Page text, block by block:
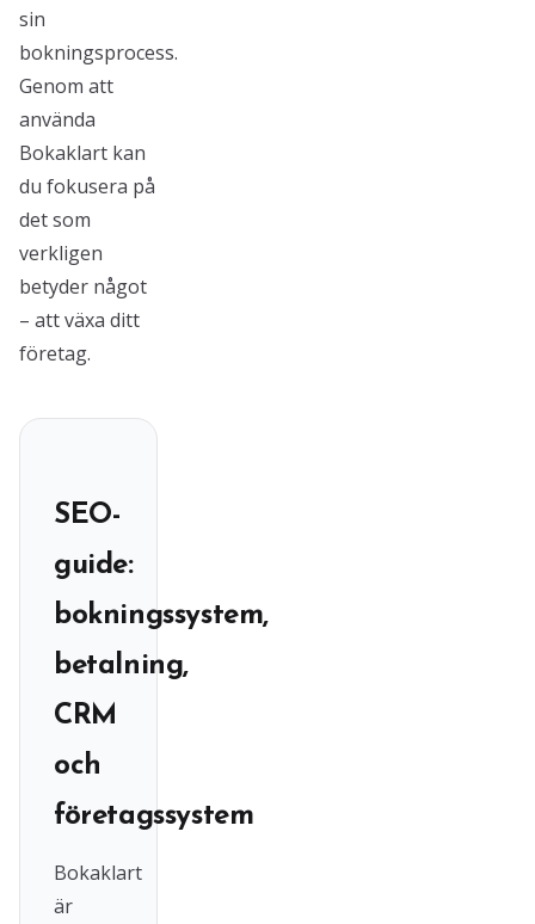
sin
bokningsprocess.
Genom att
använda
Bokaklart kan
du fokusera på
det som
verkligen
betyder något
– att växa ditt
företag.
SEO-
guide:
bokningssystem,
betalning,
CRM
och
företagssystem
Bokaklart
är